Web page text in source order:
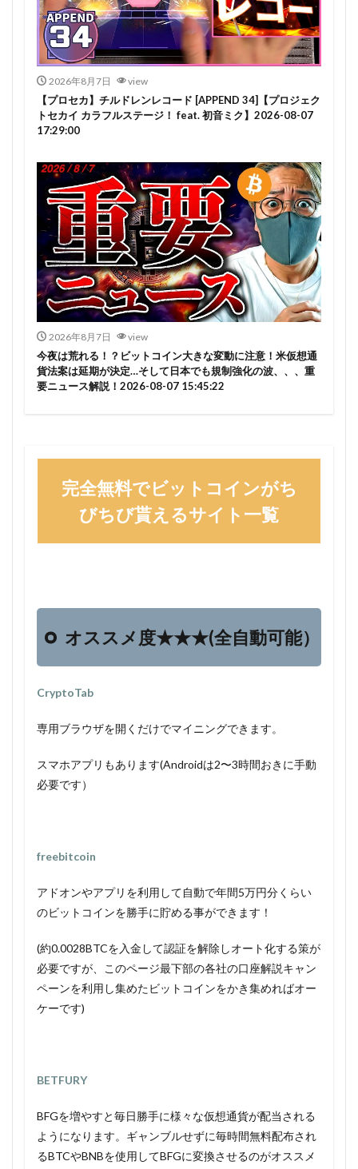
2026年8月7日 view
【プロセカ】チルドレンレコード [APPEND 34]【プロジェク
トセカイ カラフルステージ！ feat. 初音ミク】2026-08-07
17:29:00
2026年8月7日 view
今夜は荒れる！？ビットコイン大きな変動に注意！米仮想通
貨法案は延期が決定…そして日本でも規制強化の波、、、重
要ニュース解説！2026-08-07 15:45:22
完全無料でビットコインがち
びちび貰えるサイト一覧
オススメ度★★★(全自動可能）
CryptoTab
専用ブラウザを開くだけでマイニングできます。
スマホアプリもあります(Androidは2〜3時間おきに手動
必要です）
freebitcoin
アドオンやアプリを利用して自動で年間5万円分くらい
のビットコインを勝手に貯める事ができます！
(約0.0028BTCを入金して認証を解除しオート化する策が
必要ですが、このページ最下部の各社の口座解説キャン
ペーンを利用し集めたビットコインをかき集めればオー
ケーです)
BETFURY
BFGを増やすと毎日勝手に様々な仮想通貨が配当される
ようになります。ギャンブルせずに毎時間無料配布され
るBTCやBNBを使用してBFGに変換させるのがオススメ